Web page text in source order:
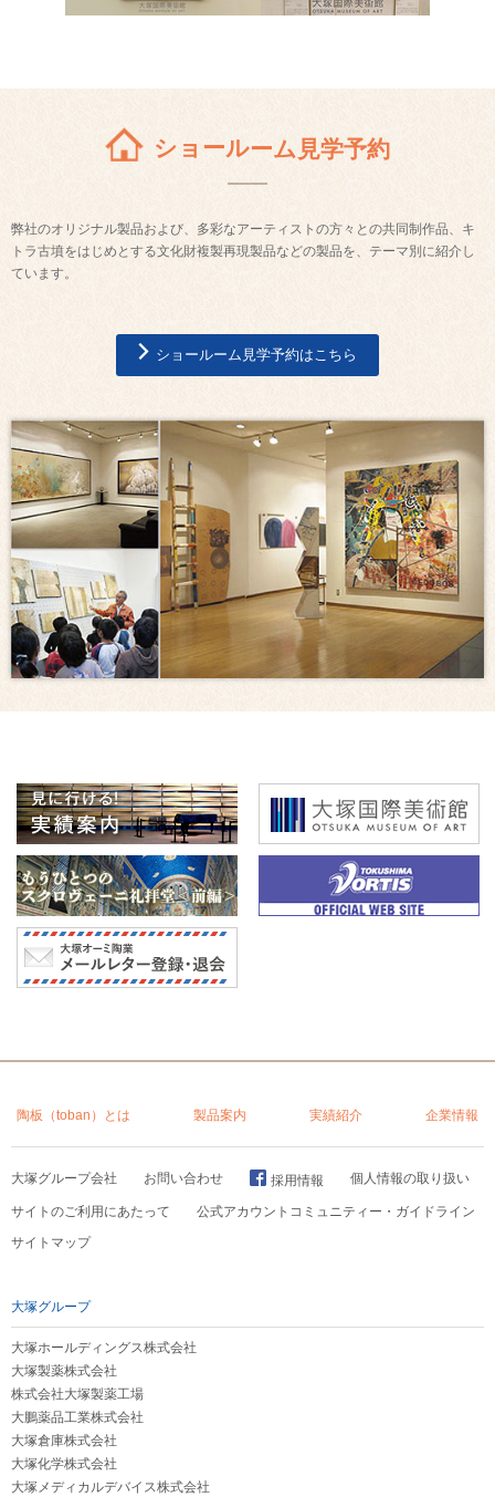
ショールーム見学予約
弊社のオリジナル製品および、多彩なアーティストの方々との共同制作品、キ
トラ古墳をはじめとする文化財複製再現製品などの製品を、テーマ別に紹介し
ています。
ショールーム見学予約はこちら
陶板（toban）とは 製品案内 実績紹介 企業情報
大塚グループ会社 お問い合わせ 採用情報 個人情報の取り扱い
サイトのご利用にあたって
公式アカウントコミュニティー・ガイドライン
サイトマップ
大塚グループ
大塚ホールディングス株式会社
大塚製薬株式会社
株式会社大塚製薬工場
大鵬薬品工業株式会社
大塚倉庫株式会社
大塚化学株式会社
大塚メディカルデバイス株式会社